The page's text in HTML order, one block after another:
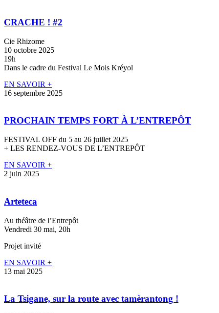
CRACHE ! #2
Cie Rhizome
10 octobre 2025
19h
Dans le cadre du Festival Le Mois Kréyol
EN SAVOIR +
16 septembre 2025
PROCHAIN TEMPS FORT À L’ENTREPÔT
FESTIVAL OFF du 5 au 26 juillet 2025
+ LES RENDEZ-VOUS DE L’ENTREPÔT
EN SAVOIR +
2 juin 2025
Arteteca
Au théâtre de l’Entrepôt
Vendredi 30 mai, 20h
Projet invité
EN SAVOIR +
13 mai 2025
La Tsigane, sur la route avec tamèrantong !